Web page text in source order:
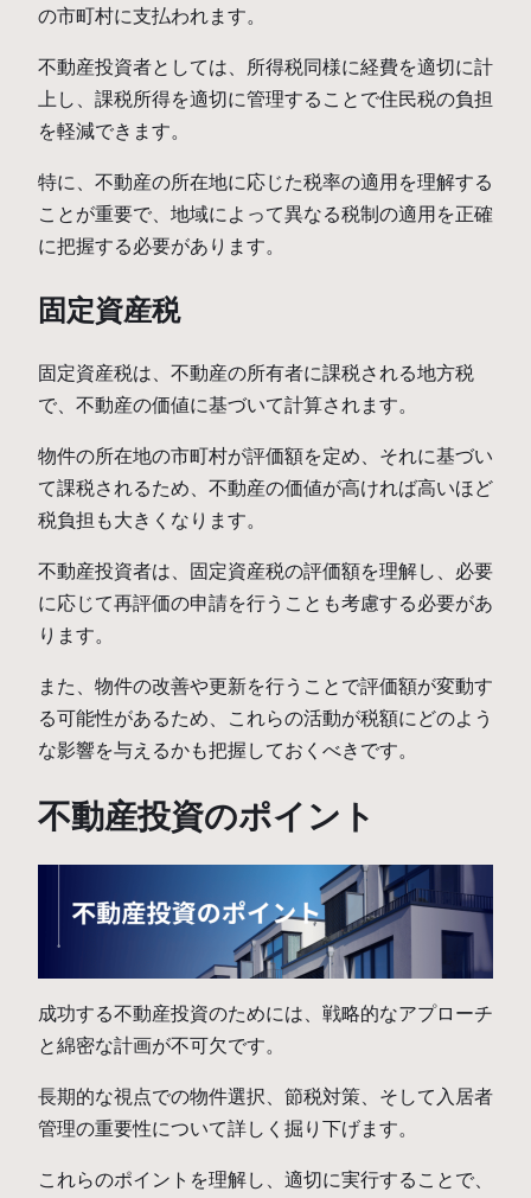
の市町村に支払われます。
不動産投資者としては、所得税同様に経費を適切に計
上し、課税所得を適切に管理することで住民税の負担
を軽減できます。
特に、不動産の所在地に応じた税率の適用を理解する
ことが重要で、地域によって異なる税制の適用を正確
に把握する必要があります。
固定資産税
固定資産税は、不動産の所有者に課税される地方税
で、不動産の価値に基づいて計算されます。
物件の所在地の市町村が評価額を定め、それに基づい
て課税されるため、不動産の価値が高ければ高いほど
税負担も大きくなります。
不動産投資者は、固定資産税の評価額を理解し、必要
に応じて再評価の申請を行うことも考慮する必要があ
ります。
また、物件の改善や更新を行うことで評価額が変動す
る可能性があるため、これらの活動が税額にどのよう
な影響を与えるかも把握しておくべきです。
不動産投資のポイント
成功する不動産投資のためには、戦略的なアプローチ
と綿密な計画が不可欠です。
長期的な視点での物件選択、節税対策、そして入居者
管理の重要性について詳しく掘り下げます。
これらのポイントを理解し、適切に実行することで、